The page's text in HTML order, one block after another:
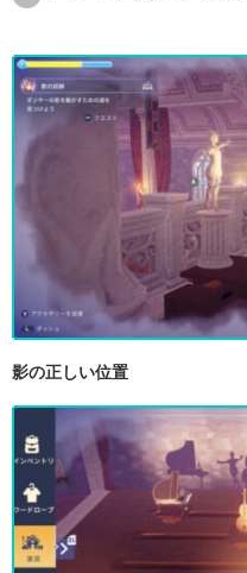
影の正しい位置